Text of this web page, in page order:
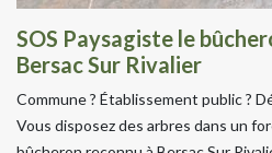
SOS Paysagiste le
Bersac Sur Rivalier
Commune ? Établissement public ?
Vous disposez des arbres dans un